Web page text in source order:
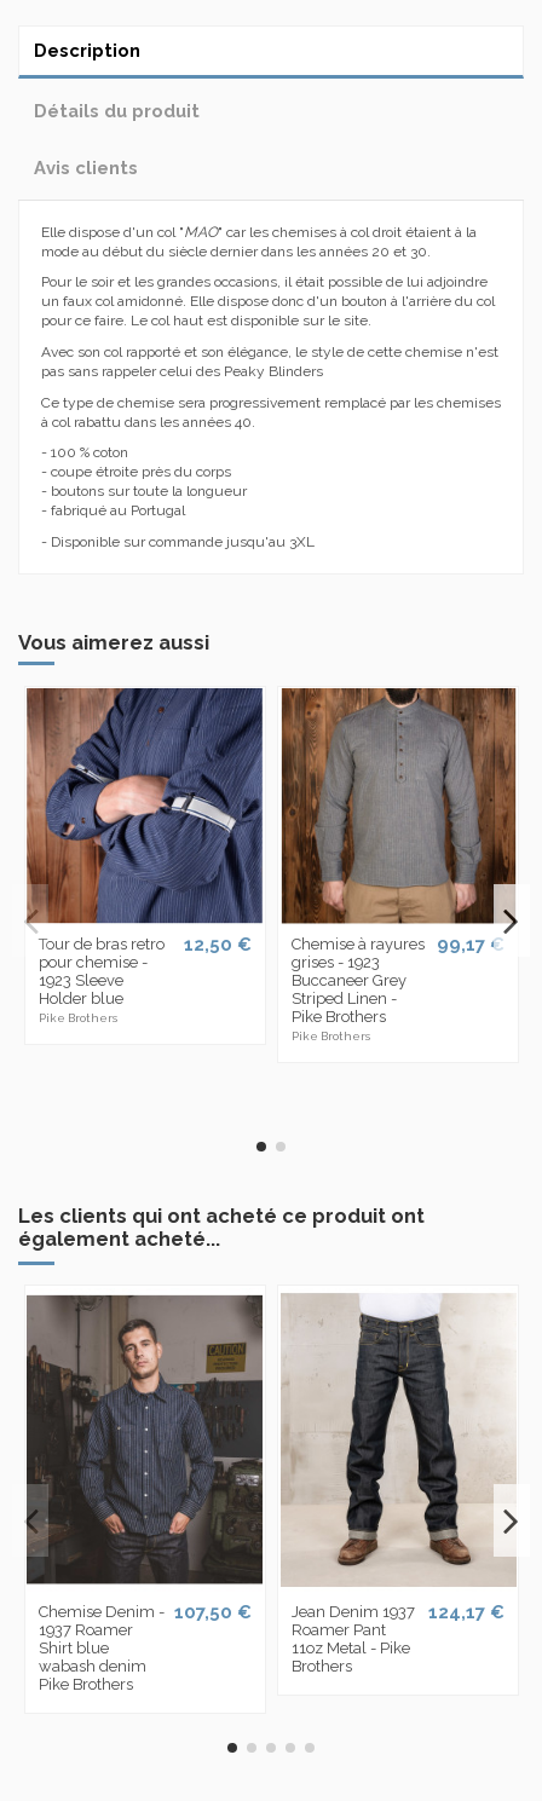
Description
Détails du produit
Avis clients
Elle dispose d'un col "MAO" car les chemises à col droit étaient à la
mode au début du siècle dernier dans les années 20 et 30.
Pour le soir et les grandes occasions, il était possible de lui adjoindre
un faux col amidonné. Elle dispose donc d'un bouton à l'arrière du col
pour ce faire. Le col haut est disponible sur le site.
Avec son col rapporté et son élégance, le style de cette chemise n'est
pas sans rappeler celui des Peaky Blinders
Ce type de chemise sera progressivement remplacé par les chemises
à col rabattu dans les années 40.
- 100 % coton
- coupe étroite près du corps
- boutons sur toute la longueur
- fabriqué au Portugal
- Disponible sur commande jusqu'au 3XL
Vous aimerez aussi
Tour de bras retro
pour chemise -
1923 Sleeve
Holder blue
Pike Brothers
12,50 €
Chemise à rayures
grises - 1923
Buccaneer Grey
Striped Linen -
Pike Brothers
Pike Brothers
99,17 €
Les clients qui ont acheté ce produit ont
également acheté...
Chemise Denim -
1937 Roamer
Shirt blue
wabash denim
Pike Brothers
107,50 €
Jean Denim 1937
Roamer Pant
11oz Metal - Pike
Brothers
124,17 €